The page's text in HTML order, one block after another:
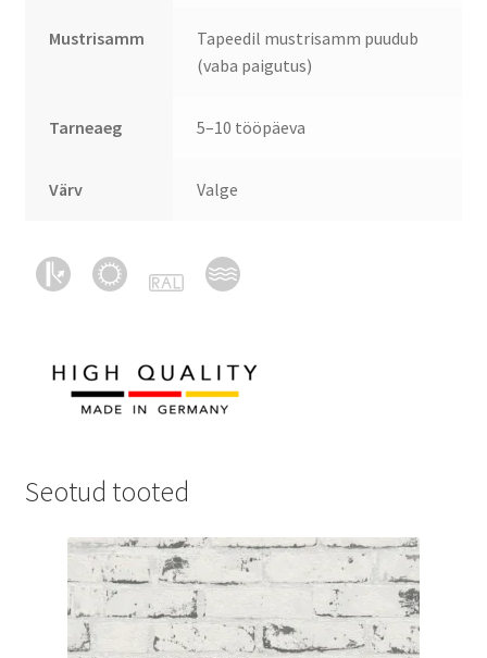
Mustrisamm
Tapeedil mustrisamm puudub
(vaba paigutus)
Tarneaeg 5–10 tööpäeva
Värv Valge
Seotud tooted